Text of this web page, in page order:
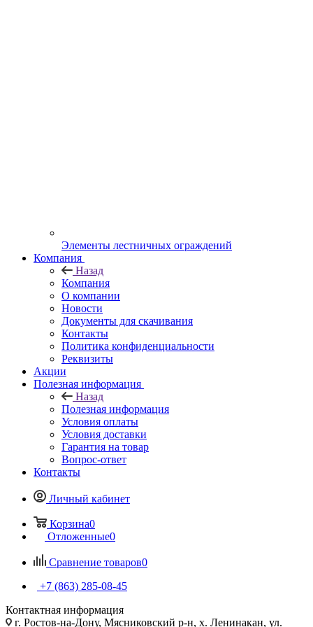
Элементы лестничных ограждений
Компания
Назад
Компания
О компании
Новости
Документы для скачивания
Контакты
Политика конфиденциальности
Реквизиты
Акции
Полезная информация
Назад
Полезная информация
Условия оплаты
Условия доставки
Гарантия на товар
Вопрос-ответ
Контакты
Личный кабинет
Корзина0
Отложенные0
Сравнение товаров0
+7 (863) 285-08-45
Контактная информация
г. Ростов-на-Дону, Мясниковский р-н, х. Ленинакан, ул.